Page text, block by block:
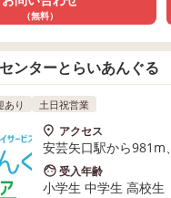
（無料）
ンターとらいあんぐる
あり 土日祝営業
アクセス
安芸矢口駅から981m
受入年齢
小学生 中学生 高校生